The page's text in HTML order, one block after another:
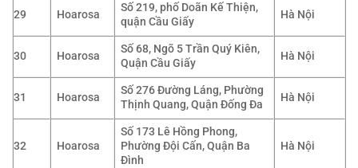
29 Hoarosa
Số 219, phố Doãn Kế Thiện,
quận Cầu Giấy
Hà Nội
30 Hoarosa
Số 68, Ngõ 5 Trần Quý Kiên,
Quận Cầu Giấy
Hà Nội
31 Hoarosa
Số 276 Đường Láng, Phường
Thịnh Quang, Quận Đống Đa
Hà Nội
32 Hoarosa
Số 173 Lê Hồng Phong,
Phường Đội Cấn, Quận Ba
Đình
Hà Nội